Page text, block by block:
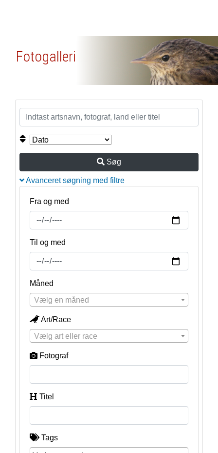
Fotogalleri
Søg
Avanceret søgning med filtre
Fra og med
Til og med
Måned
Vælg en måned
Art/Race
Vælg art eller race
Fotograf
Titel
Tags